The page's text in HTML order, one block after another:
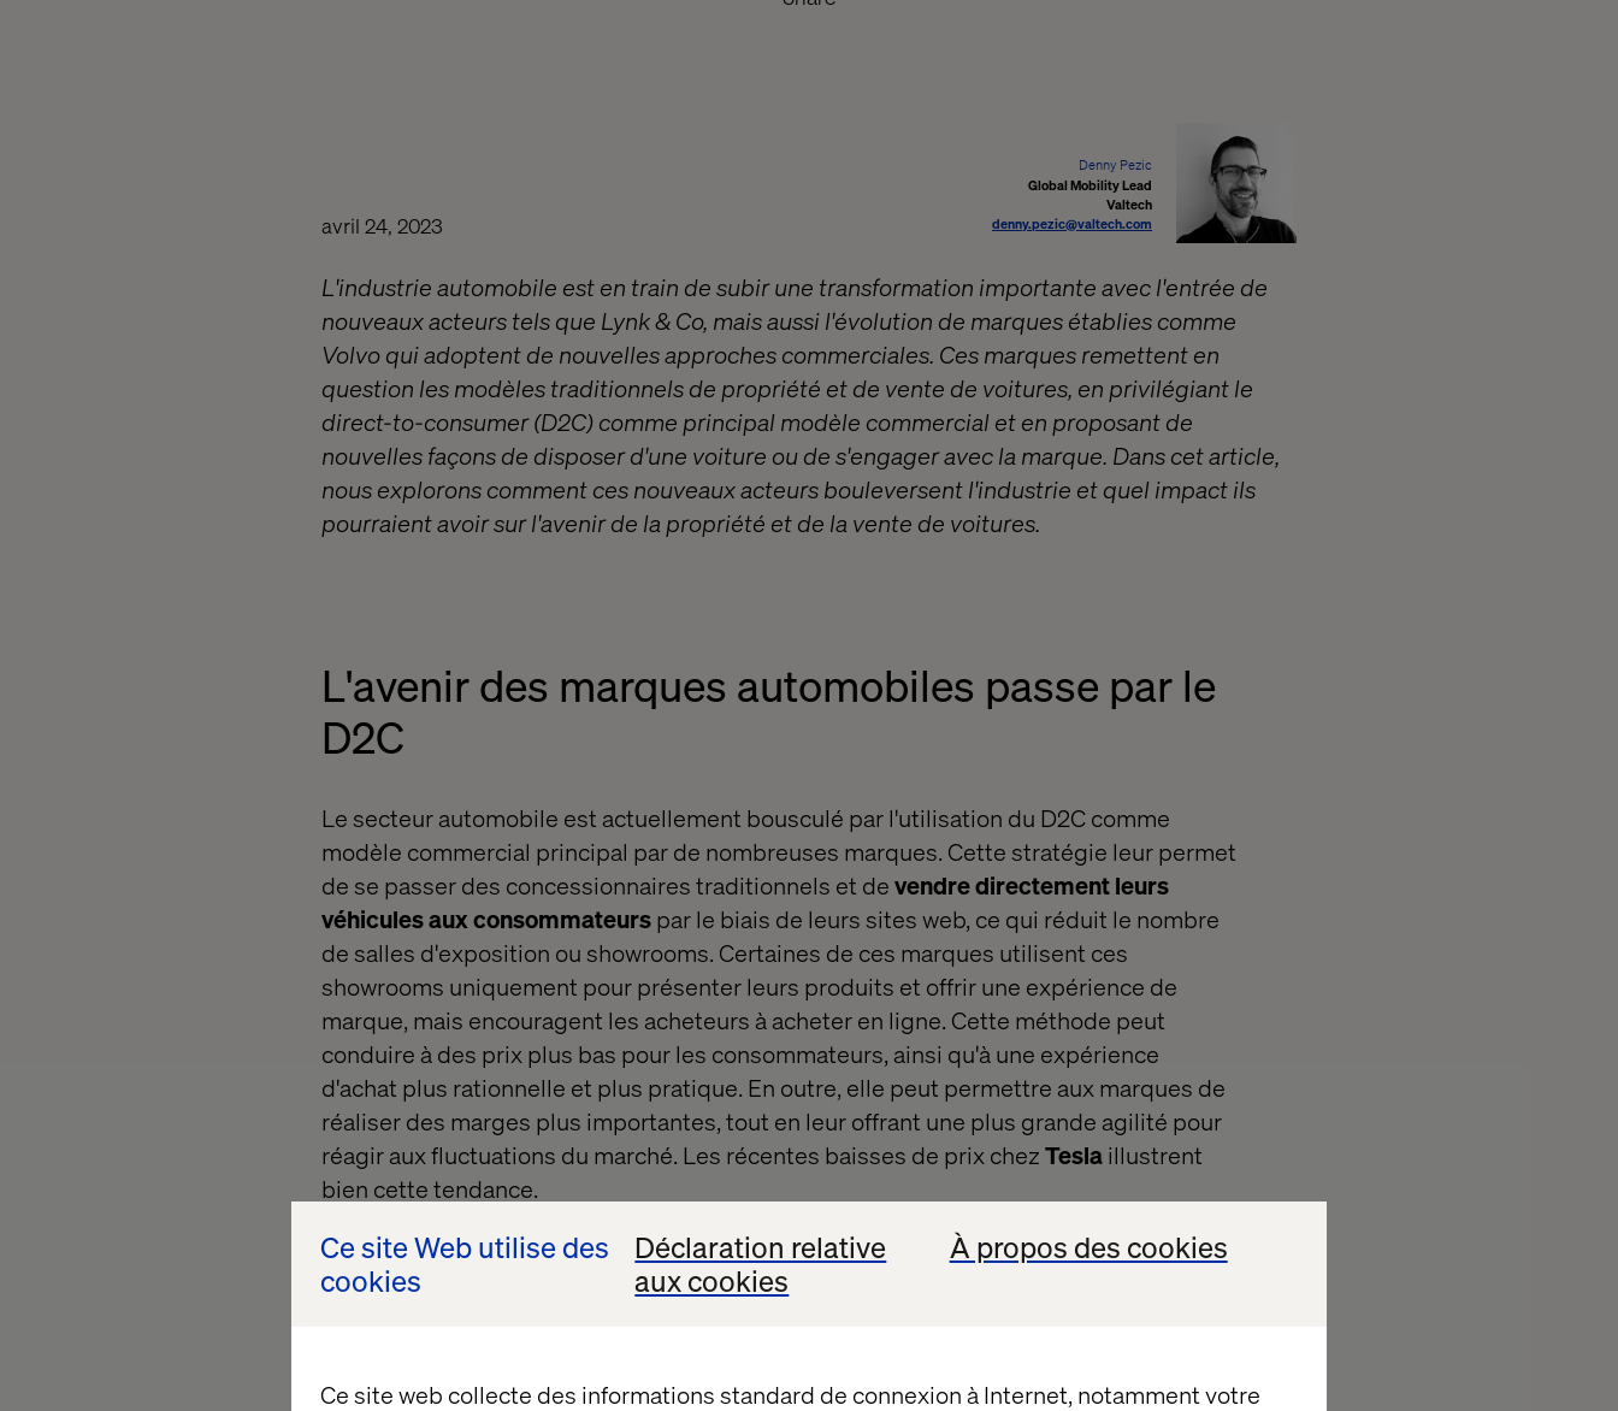
Ce site Web utilise des
cookies
Déclaration relative
aux cookies
À propos des cookies
Ce site web collecte des informations standard de connexion à Internet, notamment votre
Denny Pezic
Global Mobility Lead
Valtech
denny.pezic@valtech.com
avril 24, 2023
L'industrie automobile est en train de subir une transformation importante avec l'entrée de
nouveaux acteurs tels que Lynk & Co, mais aussi l'évolution de marques établies comme
Volvo qui adoptent de nouvelles approches commerciales. Ces marques remettent en
question les modèles traditionnels de propriété et de vente de voitures, en privilégiant le
direct-to-consumer (D2C) comme principal modèle commercial et en proposant de
nouvelles façons de disposer d'une voiture ou de s'engager avec la marque. Dans cet article,
nous explorons comment ces nouveaux acteurs bouleversent l'industrie et quel impact ils
pourraient avoir sur l'avenir de la propriété et de la vente de voitures.
L'avenir des marques automobiles passe par le
D2C
Le secteur automobile est actuellement bousculé par l'utilisation du D2C comme
modèle commercial principal par de nombreuses marques. Cette stratégie leur permet
de se passer des concessionnaires traditionnels et devendre directement leurs
véhicules aux consommateurspar le biais de leurs sites web, ce qui réduit le nombre
de salles d'exposition ou showrooms. Certaines de ces marques utilisent ces
showrooms uniquement pour présenter leurs produits et offrir une expérience de
marque, mais encouragent les acheteurs à acheter en ligne. Cette méthode peut
conduire à des prix plus bas pour les consommateurs, ainsi qu'à une expérience
d'achat plus rationnelle et plus pratique. En outre, elle peut permettre aux marques de
réaliser des marges plus importantes, tout en leur offrant une plus grande agilité pour
réagir aux fluctuations du marché. Les récentes baisses de prix chezTeslaillustrent
bien cette tendance.